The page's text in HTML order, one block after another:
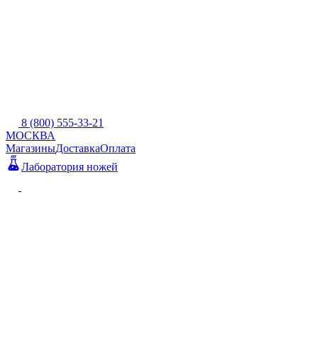
8 (800) 555-33-21
МОСКВА
МагазиныДоставкаОплата
Лаборатория ножей